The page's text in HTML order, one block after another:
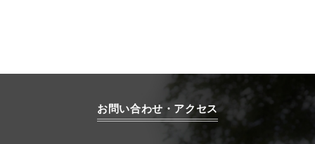
お問い合わせ・アクセス